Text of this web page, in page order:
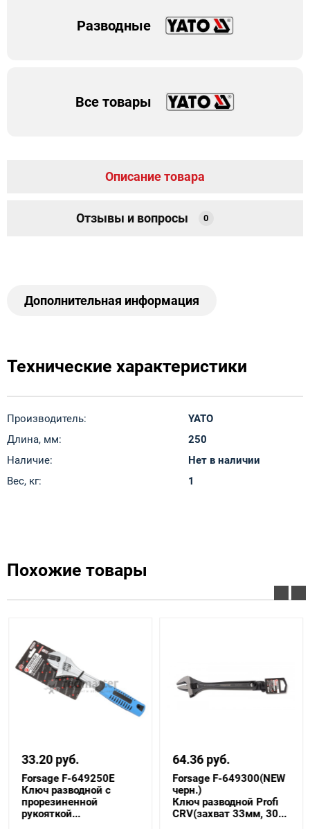
Разводные
Все товары
Описание товара
Отзывы и вопросы 0
Дополнительная информация
Технические характеристики
Производитель:
YATO
Длина, мм:
250
Наличие:
Нет в наличии
Вес, кг:
1
Похожие товары
33.20 руб.
Forsage F-649250E
Ключ разводной с
прорезиненной
рукояткой...
64.36 руб.
Forsage F-649300(NEW
черн.)
Ключ разводной Profi
CRV(захват 33мм, 30...